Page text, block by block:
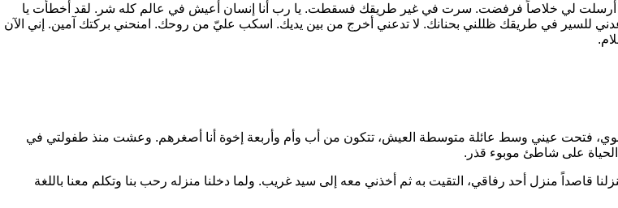
أرسلت لي خلاصاً فرفضت. سرت في غير طريقك فسقطت. يا رب أنا إنسان أعيش في عالم كله شر. لقد أخطأت يا
للسير في طريقك ظللني بحنانك. لا تدعني أخرج من بين يديك. اسكب عليّ من روحك. امنحني بركتك آمين. إني الآن
١٩ سنة. مهتني طالب ثانوي، فتحت عيني وسط عائلة متوسطة العيش، تتكون من أب وأم وأربعة إخوة أنا أصغرهم. وعشت منذ طفولتي في
على شاطئ موبوء قذر.
قاصداً منزل أحد رفاقي، التقيت به ثم أخذني معه إلى سيد غريب. ولما دخلنا منزله رحب بنا وتكلم معنا باللغة